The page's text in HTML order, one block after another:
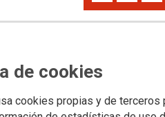
de cookies
cookies propias y de terceros
de 2023, donde se confirma que